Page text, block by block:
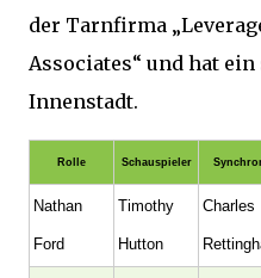
der Tarnfirma
Associates“ und hat
Innenstadt.
Rolle Schauspieler
Nathan
Ford
Timothy
Hutton
Charles